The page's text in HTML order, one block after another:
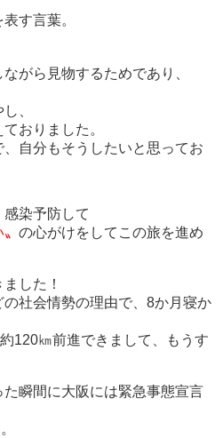
す言葉。
がら見物するためであり、
、
おりました。
自分もそうしたいと思ってお
染予防して
の心がけをしてこの旅を進め
した！
社会情勢の理由で、8か月寝か
120㎞前進できまして、もうす
瞬間に大阪には緊急事態宣言